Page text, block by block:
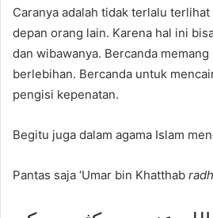
Caranya adalah tidak terlalu
depan orang lain. Karena hal ini
dan wibawanya. Bercanda
berlebihan. Bercanda untuk
pengisi kepenatan.
Begitu juga dalam agama Islam
Pantas saja ‘Umar bin Khatthab